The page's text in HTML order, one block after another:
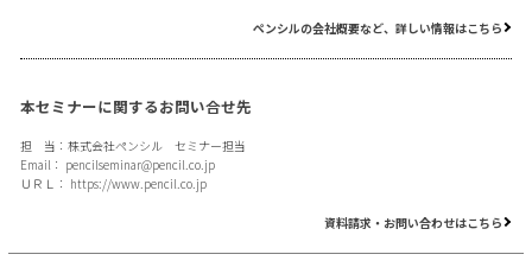
ペンシルの会社概要など、詳しい情報はこちら
本セミナーに関するお問い合せ先
担 当：株式会社ペンシル セミナー担当
Email： pencilseminar@pencil.co.jp
ＵＲＬ： https://www.pencil.co.jp
資料請求・お問い合わせはこちら